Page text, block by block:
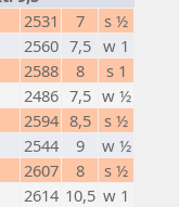
2531 7
s ½
2560 7,5 w 1
2588 8
s 1
2486 7,5 w ½
2594 8,5
s ½
2544 9
w ½
2607 8
s ½
2614 10,5 w 1